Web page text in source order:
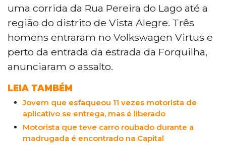
uma corrida da Rua Pereira do Lago até a
região do distrito de Vista Alegre. Três
homens entraram no Volkswagen Virtus e
perto da entrada da estrada da Forquilha,
anunciaram o assalto.
LEIA TAMBÉM
Jovem que esfaqueou 11 vezes motorista de
aplicativo se entrega, mas é liberado
Motorista que teve carro roubado durante a
madrugada é encontrado na Capital